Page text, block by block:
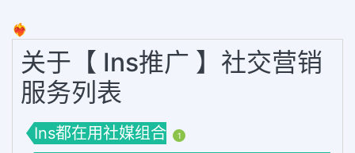
❤️‍🔥
关于【 Ins推广 】社交营销
服务列表
Ins都在用社媒组合 1